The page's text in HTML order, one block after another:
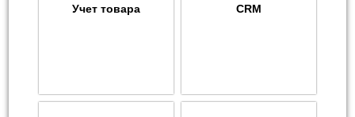
Учет товара CRM